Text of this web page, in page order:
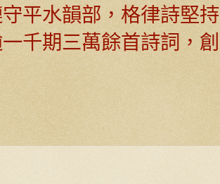
平水韻部，格律詩堅持
千期三萬餘首詩詞，創